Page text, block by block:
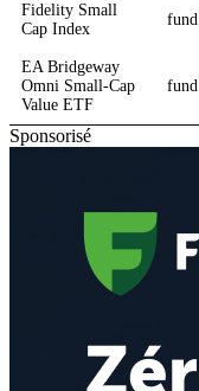
Fidelity Small
Cap Index
fund
EA Bridgeway
Omni Small-Cap
Value ETF
fund
Sponsorisé